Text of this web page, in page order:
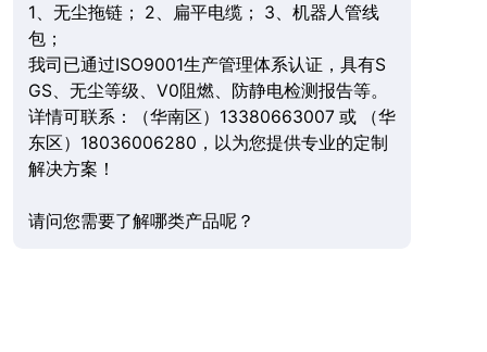
1、无尘拖链； 2、扁平电缆； 3、机器人管线
包；
我司已通过ISO9001生产管理体系认证，具有S
GS、无尘等级、V0阻燃、防静电检测报告等。
详情可联系：（华南区）13380663007 或 （华
东区）18036006280，以为您提供专业的定制
解决方案！
请问您需要了解哪类产品呢？